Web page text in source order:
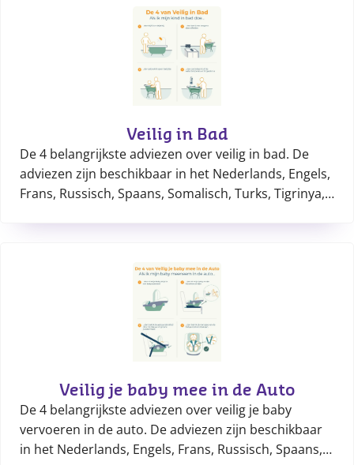
Veilig in Bad
De 4 belangrijkste adviezen over veilig in bad. De
adviezen zijn beschikbaar in het Nederlands, Engels,
Frans, Russisch, Spaans, Somalisch, Turks, Tigrinya,
Veilig je baby mee in de Auto
De 4 belangrijkste adviezen over veilig je baby
vervoeren in de auto. De adviezen zijn beschikbaar
in het Nederlands, Engels, Frans, Russisch, Spaans,